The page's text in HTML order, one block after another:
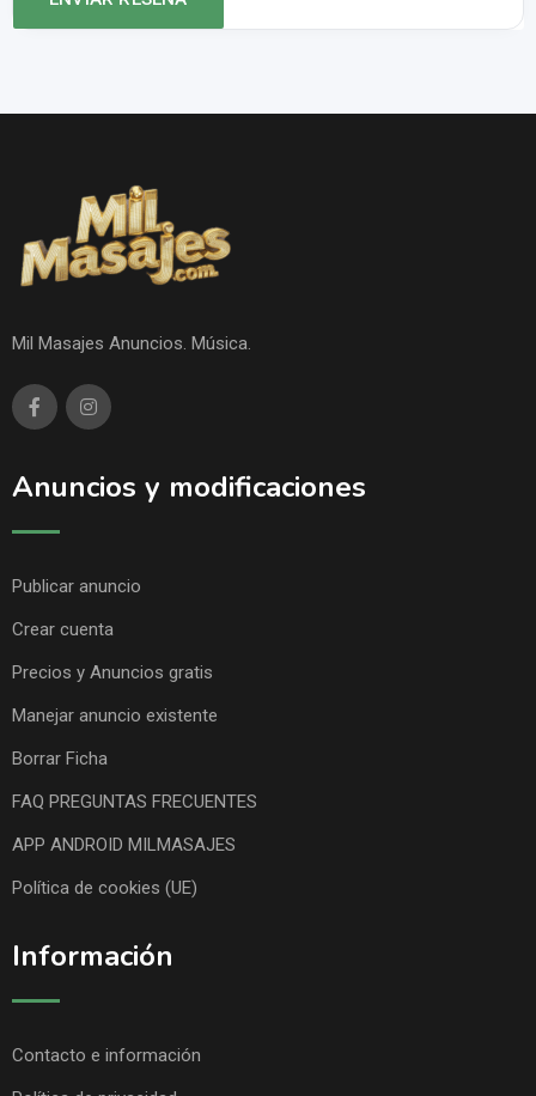
Mil Masajes Anuncios. Música.
Anuncios y modificaciones
Publicar anuncio
Crear cuenta
Precios y Anuncios gratis
Manejar anuncio existente
Borrar Ficha
FAQ PREGUNTAS FRECUENTES
APP ANDROID MILMASAJES
Política de cookies (UE)
Información
Contacto e información